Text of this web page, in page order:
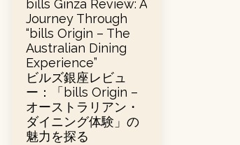
bills Ginza Review: A
Journey Through
“bills Origin – The
Australian Dining
Experience”
ビルズ銀座レビュ
ー：「bills Origin –
オーストラリアン・
ダイニング体験」の
魅力を探る